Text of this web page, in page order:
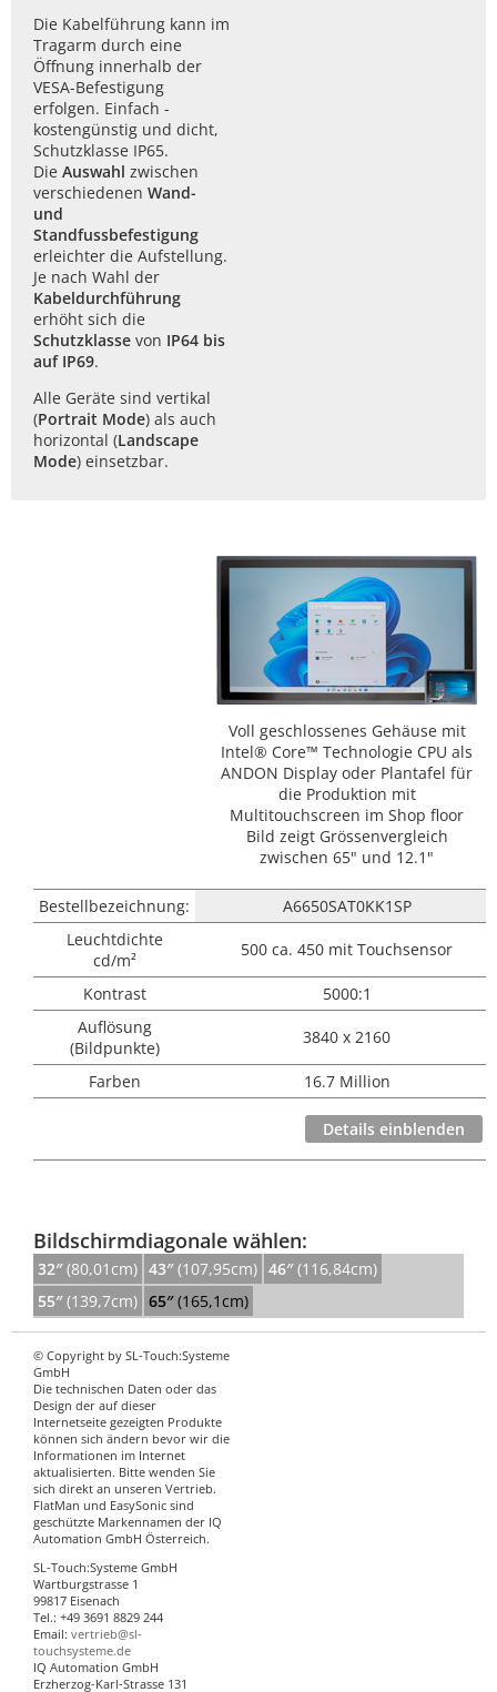
Die Kabelführung kann im
Tragarm durch eine
Öffnung innerhalb der
VESA-Befestigung
erfolgen. Einfach -
kostengünstig und dicht,
Schutzklasse IP65.
Die Auswahl zwischen
verschiedenen Wand-
und
Standfussbefestigung
erleichter die Aufstellung.
Je nach Wahl der
Kabeldurchführung
erhöht sich die
Schutzklasse von IP64 bis
auf IP69.
Alle Geräte sind vertikal
(Portrait Mode) als auch
horizontal (Landscape
Mode) einsetzbar.
Voll geschlossenes Gehäuse mit
Intel® Core™ Technologie CPU als
ANDON Display oder Plantafel für
die Produktion mit
Multitouchscreen im Shop floor
Bild zeigt Grössenvergleich
zwischen 65" und 12.1"
Bestellbezeichnung:
A6650SAT0KK1SP
Leuchtdichte
cd/m²
500 ca. 450 mit Touchsensor
Kontrast
5000:1
Auflösung
(Bildpunkte)
3840 x 2160
Farben 16.7 Million
Details einblenden
Bildschirmdiagonale wählen:
32″(80,01cm) 43″(107,95cm) 46″(116,84cm)
55″(139,7cm) 65″(165,1cm)
© Copyright by SL-Touch:Systeme
GmbH
Die technischen Daten oder das
Design der auf dieser
Internetseite gezeigten Produkte
können sich ändern bevor wir die
Informationen im Internet
aktualisierten. Bitte wenden Sie
sich direkt an unseren Vertrieb.
FlatMan und EasySonic sind
geschützte Markennamen der IQ
Automation GmbH Österreich.
SL-Touch:Systeme GmbH
Wartburgstrasse 1
99817 Eisenach
Tel.: +49 3691 8829 244
Email: vertrieb@sl-
touchsysteme.de
IQ Automation GmbH
Erzherzog-Karl-Strasse 131